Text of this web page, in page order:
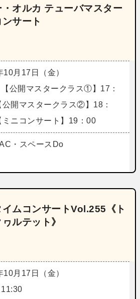
オルカ テューバマスター
サート
10月17日（金）
【公開マスタークラス①】17：
開マスタークラス②】18：
ニコンサート】19：00
・スペースDo
ムコンサートVol.255《ト
ルテット》
10月17日（金）
11:30